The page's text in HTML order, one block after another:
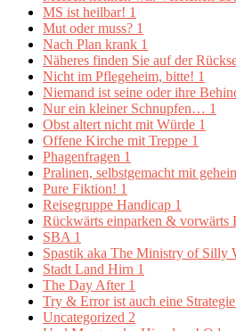
MS ist heilbar! 1
Mut oder muss? 1
Nach Plan krank 1
Näheres finden Sie auf der
Nicht im Pflegeheim, bitte! 1
Niemand ist seine oder ihre
Nur ein kleiner Schnupfen… 1
Obst altert nicht mit Würde 1
Offene Kirche mit Treppe 1
Phagenfragen 1
Pralinen, selbstgemacht mit
Pure Fiktion! 1
Reisegruppe Handicap 1
Rückwärts einparken & vorwärts
SBA 1
Spastik aka The Ministry of Silly
Stadt Land Hirn 1
The Day After 1
Try & Error ist auch eine Strategie
Uncategorized 2